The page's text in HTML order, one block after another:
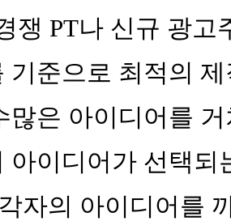
쟁 PT나 신규 광고
기준으로 최적의
많은 아이디어를
아이디어가 선택되
자의 아이디어를